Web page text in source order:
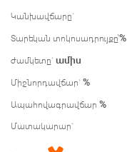
Կանխավճարը`
Տարեկան տոկոսադրույքը՝%
ժամկետը`ամիս
Միջնորդավճար`%
Ապահովագրավճար %
Մատակարար`